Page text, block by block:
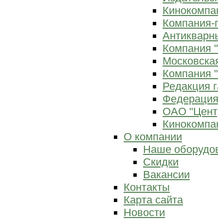
Компания-
Компания
Компания
Редакция
ОАО
О компании
Наше
Скидки
Вакансии
Контакты
Карта сайта
Новости